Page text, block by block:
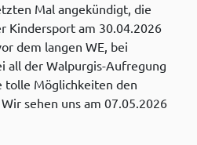
Mal angekündigt, die
Kindersport am 30.04.2026
dem langen WE, bei
all der Walpurgis-Aufregung
tolle Möglichkeiten den
sehen uns am 07.05.2026